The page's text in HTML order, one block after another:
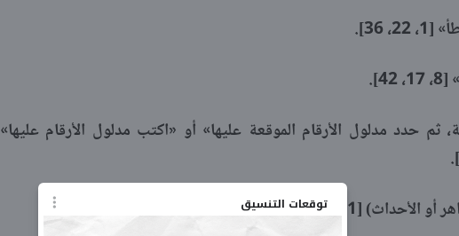
توقعات التنسيق
36].
ثم حدد مدلول الأرقام الموقعة عليها» أو «اكتب مدلول الأرقام عليها»
الأحداث) [11، 14].